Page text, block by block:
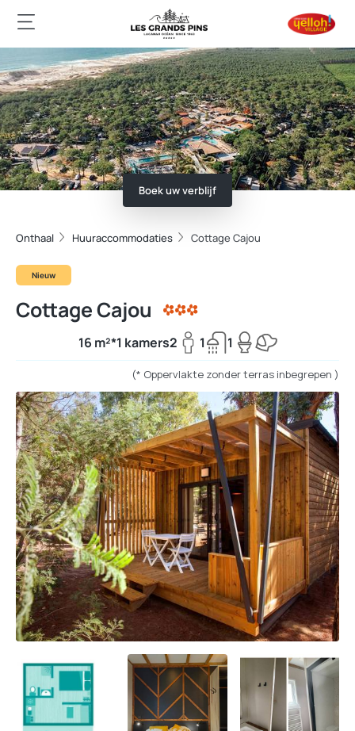
Boek uw verblijf
Onthaal Huuraccommodaties Cottage Cajou
Nieuw
Cottage Cajou
16 m²*1 kamers2 1 1
(* Oppervlakte zonder terras inbegrepen )